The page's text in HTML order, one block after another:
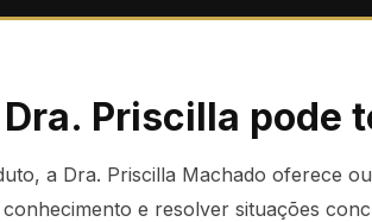
Dra. Priscilla pode
a Dra. Priscilla Machado oferece
e resolver situações